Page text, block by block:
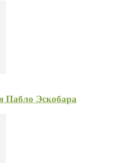
Пабло Эскобара